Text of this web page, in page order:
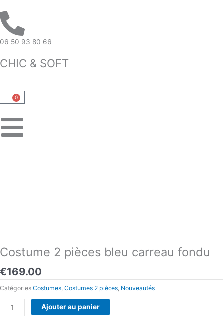
au
contenu
06 50 93 80 66
CHIC & SOFT
0
Panier
Costume 2 pièces bleu carreau fondu
€169.00
Catégories Costumes Costumes 2 pièces Nouveautés
quantité
de
Ajouter au panier